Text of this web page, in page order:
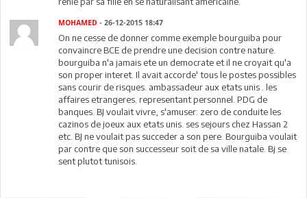
MOHAMED - 26-12-2015 18:47
On ne cesse de donner comme exemple bourguiba pour
convaincre BCE de prendre une decision contre nature.
bourguiba n'a jamais ete un democrate et il ne croyait qu'a
son proper interet. Il avait accorde' tous le postes possibles
sans courir de risques. ambassadeur aux etats unis . les
affaires etrangeres. representant personnel. PDG de
banques. BJ voulait vivre, s'amuser: zero de conduite les
cazinos de joeux aux etats unis. ses sejours chez Hassan 2
etc. BJ ne voulait pas succeder a son pere. Bourguiba voulait
par contre que son successeur soit de sa ville natale. Bj se
sent plutot tunisois.